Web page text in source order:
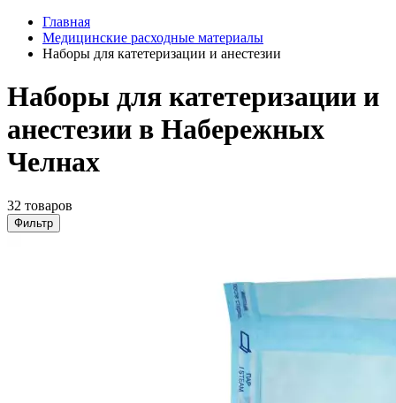
Главная
Медицинские расходные материалы
Наборы для катетеризации и анестезии
Наборы для катетеризации и
анестезии в Набережных
Челнах
32 товаров
Фильтр